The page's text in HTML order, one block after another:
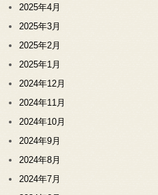
2025年4月
2025年3月
2025年2月
2025年1月
2024年12月
2024年11月
2024年10月
2024年9月
2024年8月
2024年7月